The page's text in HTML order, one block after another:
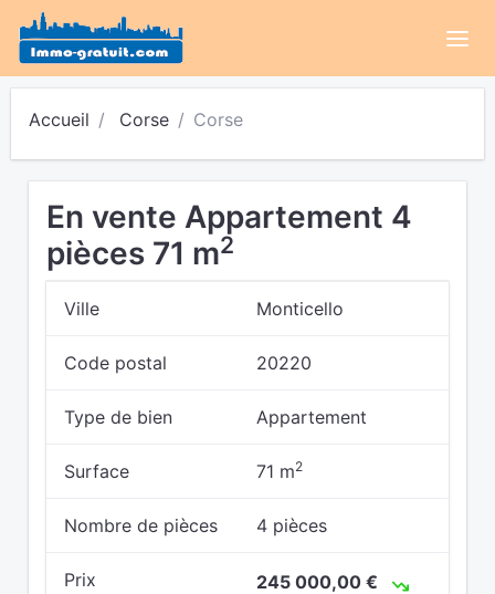
Accueil Corse Corse
En vente Appartement 4
pièces 71 m2
Ville Monticello
Code postal 20220
Type de bien Appartement
Surface 71 m2
Nombre de pièces 4 pièces
Prix 245 000,00 €